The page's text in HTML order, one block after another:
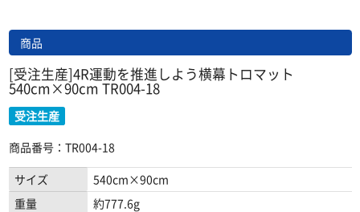
商品
[受注生産]4R運動を推進しよう横幕トロマット
540cm×90cm TR004-18
受注生産
商品番号：TR004-18
サイズ
540cm×90cm
重量
約777.6g